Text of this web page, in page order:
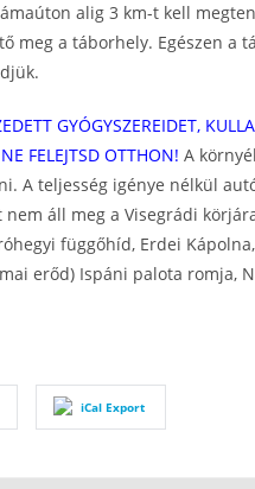
alig 3 km-t kell
meg a táborhely. Egészen
GYÓGYSZEREIDET,
FELEJTSD OTTHON! A
A teljesség igénye nélkül
áll meg a Visegrádi
függőhíd, Erdei
erőd) Ispáni palota romja,
iCal Export